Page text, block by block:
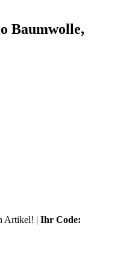
Baumwolle,
Artikel! | Ihr Code: